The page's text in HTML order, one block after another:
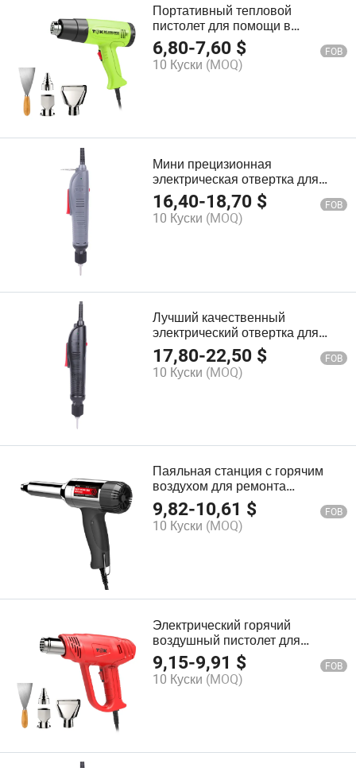
Портативный тепловой
пистолет для помощи в
изготовлении мыла и свечей
Hg6618
6,80-7,60 $ FOB
10 Куски (MOQ)
Мини прецизионная
электрическая отвертка для
замены розеток и выключателей
pH515
16,40-18,70 $ FOB
10 Куски (MOQ)
Лучший качественный
электрический отвертка для
быстрых ремонтов PS415
17,80-22,50 $ FOB
10 Куски (MOQ)
Паяльная станция с горячим
воздухом для ремонта
треснувшего кожуха
вентилятора радиатора HP700A
9,82-10,61 $ FOB
10 Куски (MOQ)
Электрический горячий
воздушный пистолет для
удаления эмблемы декорации
Hg5520
9,15-9,91 $ FOB
10 Куски (MOQ)